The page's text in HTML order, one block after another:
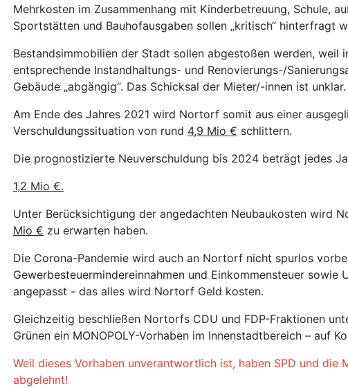
Mehrkosten im Zusammenhang mit Kinderbetreuung, Schule,
Sportstätten und Bauhofausgaben sollen „kritisch“ hinterfragt
Bestandsimmobilien der Stadt sollen abgestoßen werden, weil
entsprechende Instandhaltungs- und Renovierungs-/
Gebäude „abgängig“. Das Schicksal der Mieter/-innen ist unklar.
Am Ende des Jahres 2021 wird Nortorf somit aus einer
Verschuldungssituation von rund 4,9 Mio € schlittern.
Die prognostizierte Neuverschuldung bis 2024 beträgt jedes
1,2 Mio €.
Unter Berücksichtigung der angedachten Neubaukosten wird
Mio € zu erwarten haben.
Die Corona-Pandemie wird auch an Nortorf nicht spurlos
Gewerbesteuermindereinnahmen und Einkommensteuer sowie
angepasst - das alles wird Nortorf Geld kosten.
Gleichzeitig beschließen Nortorfs CDU und FDP-Fraktionen
Grünen ein MONOPOLY-Vorhaben im Innenstadtbereich – auf
Weil dieses Vorhaben unverantwortlich ist, haben SPD und die
abgelehnt!